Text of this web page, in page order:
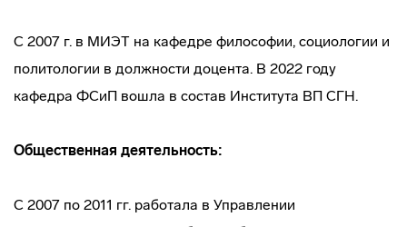
С 2007 г. в МИЭТ на кафедре философии, социологии и
политологии в должности доцента. В 2022 году
кафедра ФСиП вошла в состав Института ВП СГН.
Общественная деятельность:
С 2007 по 2011 гг. работала в Управлении